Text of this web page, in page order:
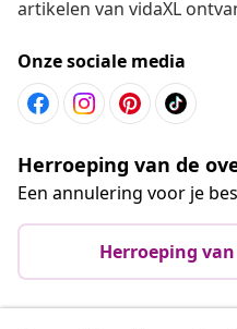
artikelen van vidaXL
Onze sociale media
Herroeping van de
Een annulering voor je
Herroeping